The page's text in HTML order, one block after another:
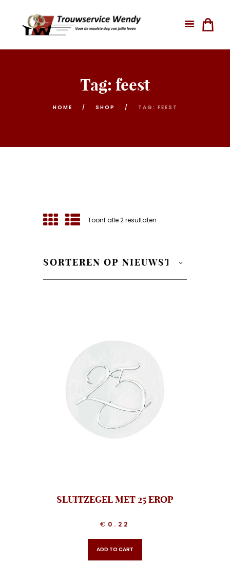
Tag: feest
HOME SHOP TAG: FEEST
Toont alle 2 resultatenGesorteerd
SLUITZEGEL MET 25 EROP
€ 0.22
ADD TO CART